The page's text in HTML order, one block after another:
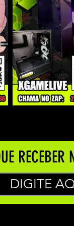
RECEBER